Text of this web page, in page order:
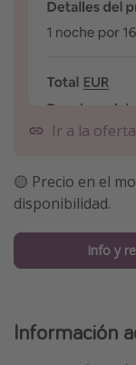
Ir a la oferta
🟡 Precio en el
disponibilidad.
Info y
Información